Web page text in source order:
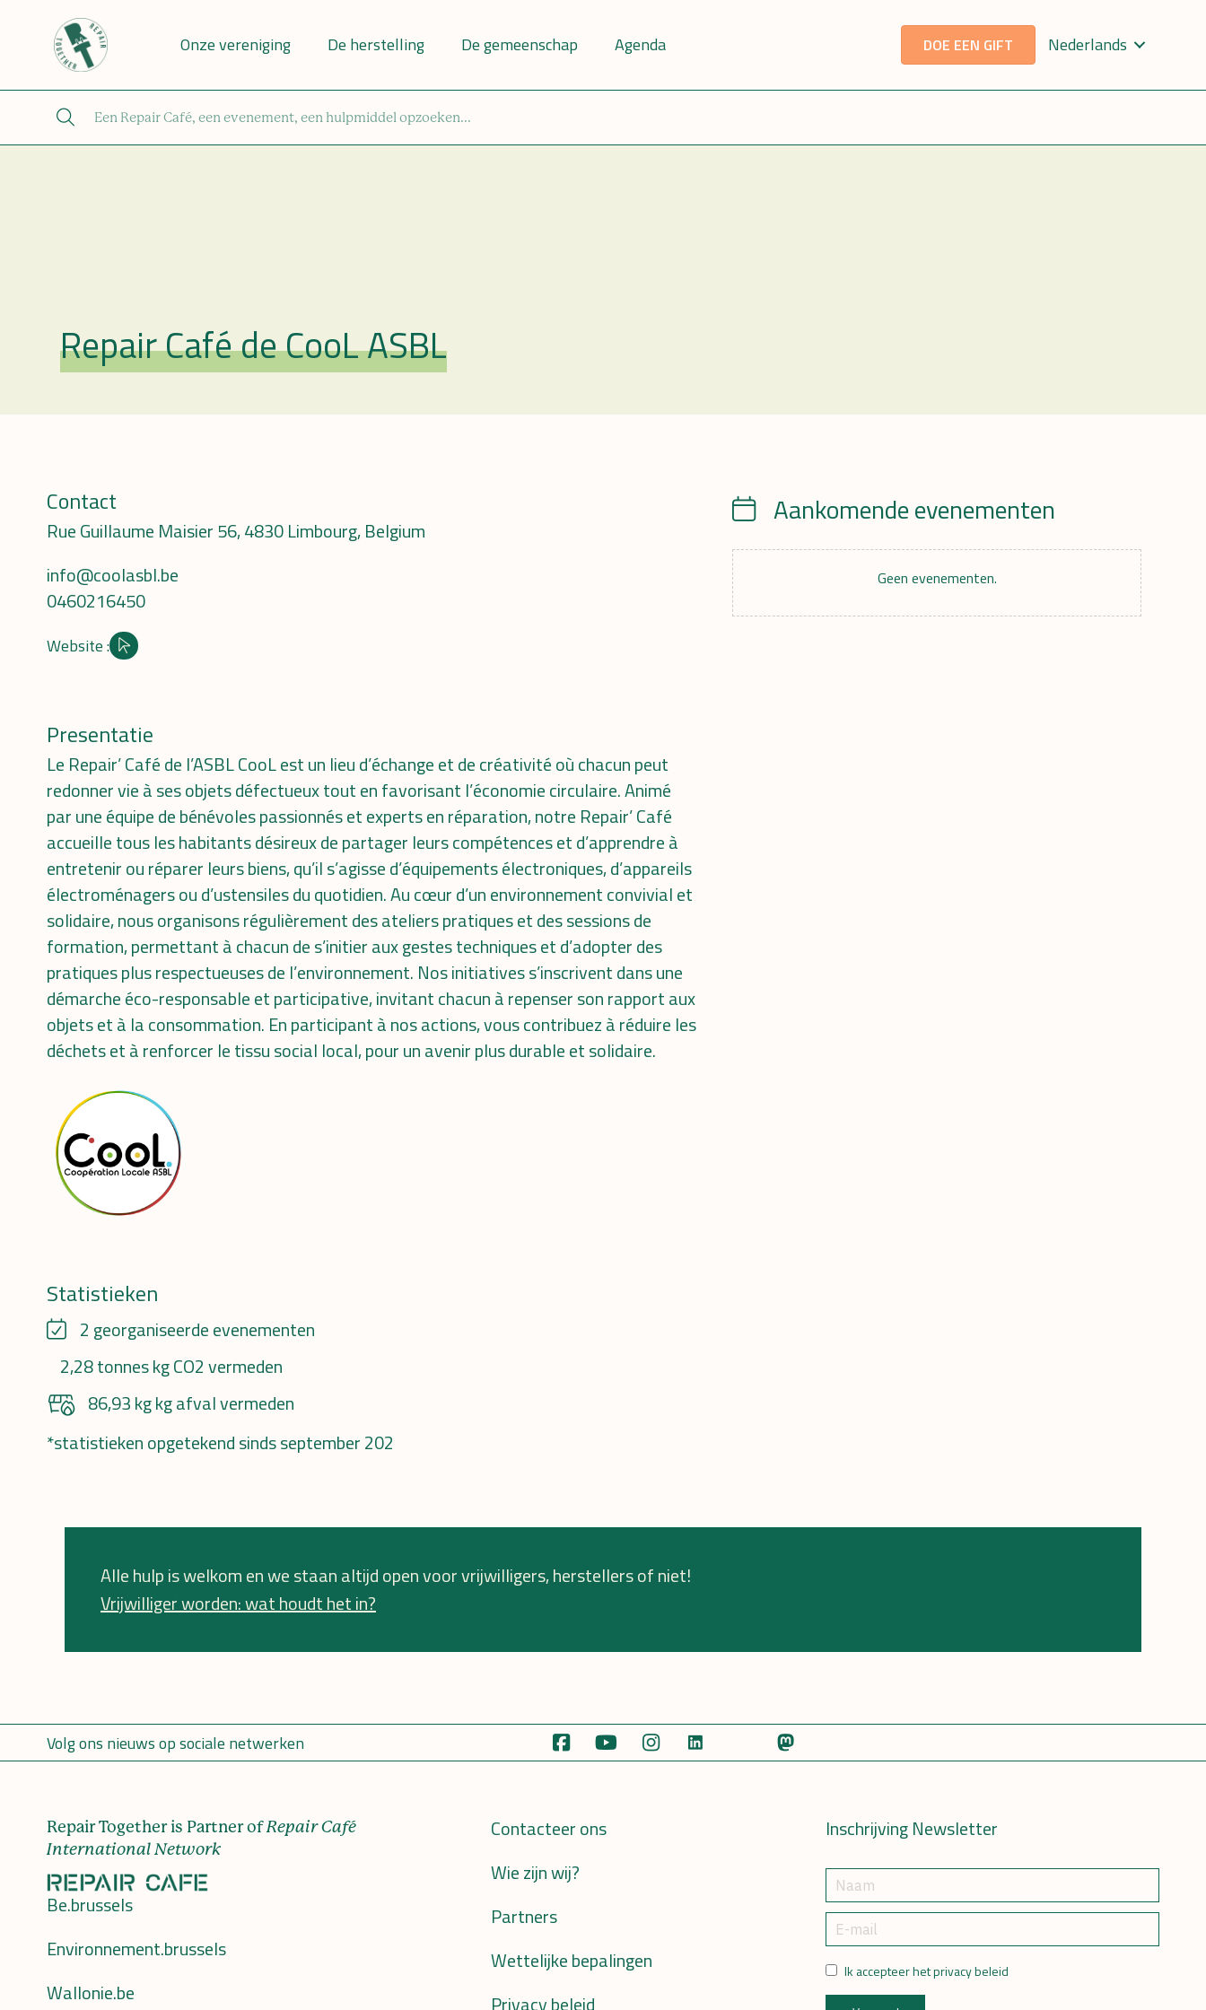
Onze vereniging De herstelling De gemeenschap Agenda DOE EEN GIFT Nederlands
Repair Café
Repair Café de CooL ASBL
Contact
Rue Guillaume Maisier 56, 4830 Limbourg, Belgium
info@coolasbl.be
0460216450
Website :
Site internet
Presentatie
Le Repair’ Café de l’ASBL CooL est un lieu d’échange et de créativité où chacun peut
redonner vie à ses objets défectueux tout en favorisant l’économie circulaire. Animé
par une équipe de bénévoles passionnés et experts en réparation, notre Repair’ Café
accueille tous les habitants désireux de partager leurs compétences et d’apprendre à
entretenir ou réparer leurs biens, qu’il s’agisse d’équipements électroniques, d’appareils
électroménagers ou d’ustensiles du quotidien. Au cœur d’un environnement convivial et
solidaire, nous organisons régulièrement des ateliers pratiques et des sessions de
formation, permettant à chacun de s’initier aux gestes techniques et d’adopter des
pratiques plus respectueuses de l’environnement. Nos initiatives s’inscrivent dans une
démarche éco-responsable et participative, invitant chacun à repenser son rapport aux
objets et à la consommation. En participant à nos actions, vous contribuez à réduire les
déchets et à renforcer le tissu social local, pour un avenir plus durable et solidaire.
Statistieken
2 georganiseerde evenementen
2,28 tonnes kg CO2 vermeden
86,93 kg kg afval vermeden
*statistieken opgetekend sinds september 202
CalendrierAankomende evenementen
Geen evenementen.
Alle hulp is welkom en we staan altijd open voor vrijwilligers, herstellers of niet!
Vrijwilliger worden: wat houdt het in?
Volg ons nieuws op sociale netwerken
Repair Together is Partner ofRepair Café
International Network
Be.brussels
Environnement.brussels
Wallonie.be
Contacteer ons
Wie zijn wij?
Partners
Wettelijke bepalingen
Privacy beleid
Inschrijving Newsletter
Ik accepteer het privacy beleid